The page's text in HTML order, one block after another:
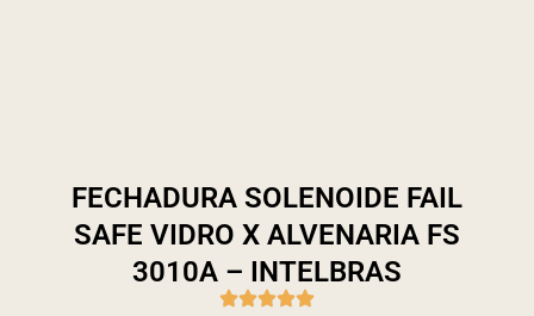
FECHADURA SOLENOIDE FAIL
SAFE VIDRO X ALVENARIA FS
3010A – INTELBRAS